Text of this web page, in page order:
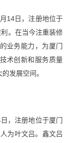
14日，注册地位于
。在当今注重装修
业务能力，为厦门
术创新和服务质量
发展空间。
，注册地位于厦门
为叶文吕。鑫文吕